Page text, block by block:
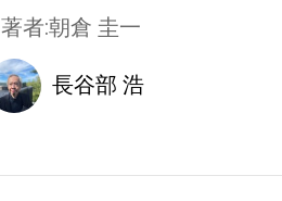
著者:朝倉 圭一
長谷部 浩